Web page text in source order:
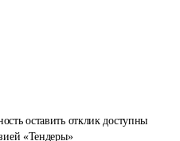
оставить отклик доступны
«Тендеры»